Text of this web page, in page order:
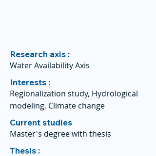
Research axis :
Water Availability Axis
Interests :
Regionalization study, Hydrological
modeling, Climate change
Current studies
Master's degree with thesis
Thesis :